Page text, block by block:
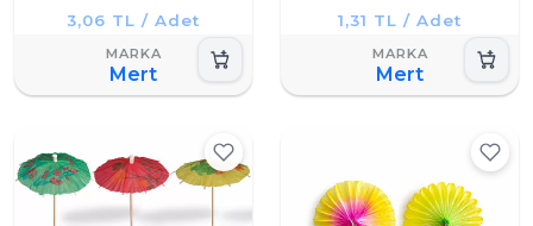
3,06 TL / Adet
Mert
1,31 TL / Adet
Mert